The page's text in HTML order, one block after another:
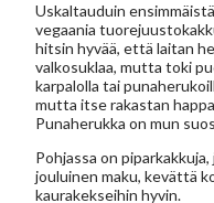
Uskaltauduin
vegaania
hitsin hyvää, että laitan
valkosuklaa, mutta toki
karpalolla tai
mutta itse rakastan
Punaherukka on mun
Pohjassa on
jouluinen maku, kevättä
kaurakekseihin hyvin.